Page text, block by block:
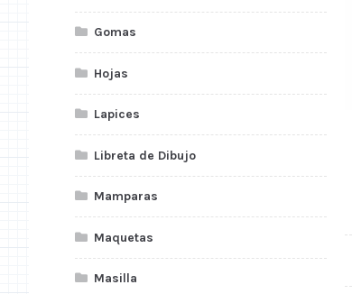
Gomas
Hojas
Lapices
Libreta de Dibujo
Mamparas
Maquetas
Masilla